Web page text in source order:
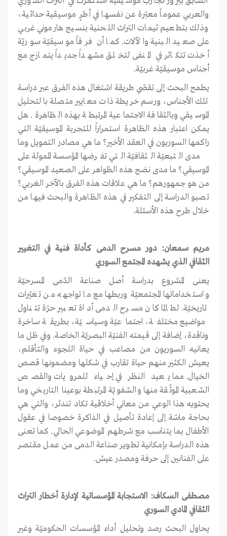
والعربي عموماً معبّرة عن نفسها في أطرٍ موسيقية حداثية،
وذلك بتطعيم ثيمات التراث اللحنية بنسيج هارموني غربي
على صعيد البنية والآلات. كما أن فرقاً موسيقيّة سوريّة
أخذت تتكاثر في المنفى لتخلق مشهداً جديداً يتمازج مع
أجناس موسيقيّة غربيّة.
يطمح البحث إلى تقصّي طريقة اشتغال هذه الفرق عبر دراسة
تلك الأجناس، ورسم خريطة ذات معايير متصلة بالتحليل
الموسيقي وبالثقافة الاجتماعية المرتبطة بهذه الظاهرة. هل
يمكن اعتبار هذه الظاهرة استمراراً للتجربة الموسيقيّة التي
راكمها السوريون في العقد الأخير؟ ما هي مصادر التمويل وما
مدى التبعيّة الثقافيّة التي تفرضها المؤسسة الممولة على
الموسيقي؟ ما مدى نضج هذه الظواهر على الصعيد الموسيقي؟
من هو جمهورهم؟ ما هي علاقات هذه الفرق بالآخر الغربي؟
تصبو الدراسة إلى التفكير في هذه الظاهرة والبحث فيها من
خلال طرح هذه الأسئلة.
مريم سمعان: دور مسرح الدمى كأداة فنية في التغيير
الثقافي الذي يشهده المجتمع السوري
يعنى المشروع بدراسة أصل صناعة الدّمى المسرحيّة
واستخداماتها المجتمعيّة وربطها مع ما تواجهه من تغيّرات
تاريخيّة. لطالما كان مسرح الدمى أداة تعبير حرّة تتناول
مواضيع مختلفة، اجتماعيّة وسياسيّة، بطريقة ساخرة
وناقدة، إضافة إلى قيمته الفنيّة البصريّة الخاصة. وفي ظل ما
يعانيه السوريون من مصاعب في حياة اللجوء والتأقلم،
يعيش الكثير منهم حياة تقارب في شكلها ومضمونها قصص
الخيال. مما يعيد النظر في إحياء للمرويات والقصص
الشعبية الموثّقة منها والشفويّة المرتبطة بوعينا التاريخي وما
يحتويه هذا الوعي من معاني أخلاقية تكاد تندثر، والتي هي
بحاجة ماسّة إلى إعادة تأصيل في الذاكرة خصوصا في عقول
الأطفال بما يتناسب مع شرطهم الموضوعي الحالي. كما تعنى
هذه الدراسة بإمكانية تطوير صناعة الدمى من عمل مقتصر
على الفنانين إلى حرفة ومصدر عيش.
مصطفى السكاف: الاستجابة المؤسساتية لإدارة أخطار التراث
الثقافي المادي السوري
يحاول البحث رصد وتحليل أداء المؤسسات الحكوميّة وغير